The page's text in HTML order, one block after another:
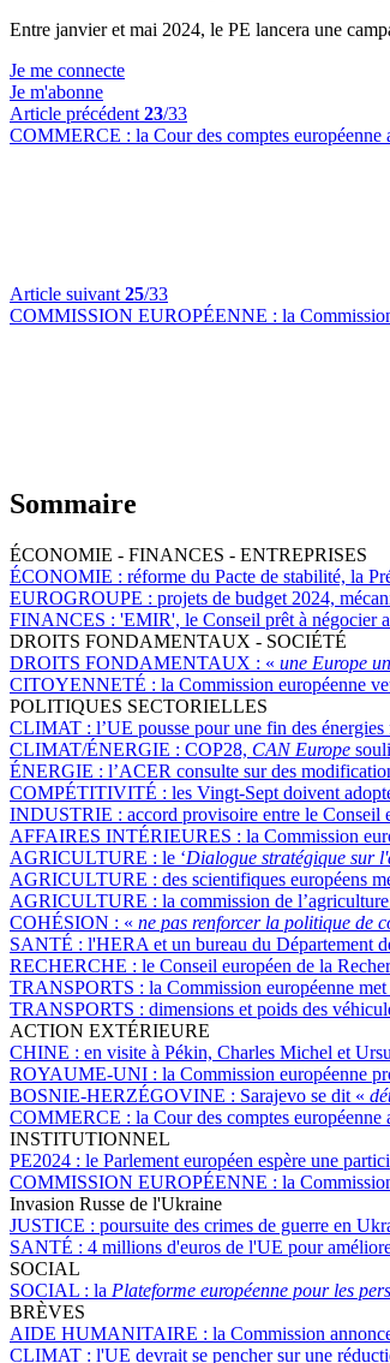
Entre janvier et mai 2024, le PE lancera une
Je me connecte
Je m'abonne
Article précédent 23/33
COMMERCE : la Cour des comptes européenne
Article suivant 25/33
COMMISSION EUROPÉENNE : la
Sommaire
ÉCONOMIE - FINANCES - ENTREPRISES
ÉCONOMIE : réforme du Pacte de stabilité, la
EUROGROUPE : projets de budget 2024,
FINANCES : 'EMIR', le Conseil prêt à négocier
DROITS FONDAMENTAUX - SOCIÉTÉ
DROITS FONDAMENTAUX : « une Europe
CITOYENNETÉ : la Commission européenne
POLITIQUES SECTORIELLES
CLIMAT : l’UE pousse pour une fin des
CLIMAT/ÉNERGIE : COP28, CAN Europe
ÉNERGIE : l’ACER consulte sur des
COMPÉTITIVITÉ : les Vingt-Sept doivent
INDUSTRIE : accord provisoire entre le Conseil
AFFAIRES INTÉRIEURES : la Commission
AGRICULTURE : le ‘Dialogue stratégique sur
AGRICULTURE : des scientifiques européens
AGRICULTURE : la commission de
COHÉSION : « ne pas renforcer la politique de
SANTÉ : l'HERA et un bureau du Département
RECHERCHE : le Conseil européen de la
TRANSPORTS : la Commission européenne
TRANSPORTS : dimensions et poids des
ACTION EXTÉRIEURE
CHINE : en visite à Pékin, Charles Michel et
ROYAUME-UNI : la Commission européenne
BOSNIE-HERZÉGOVINE : Sarajevo se dit «
COMMERCE : la Cour des comptes européenne
INSTITUTIONNEL
PE2024 : le Parlement européen espère une
COMMISSION EUROPÉENNE : la
Invasion Russe de l'Ukraine
JUSTICE : poursuite des crimes de guerre en
SANTÉ : 4 millions d'euros de l'UE pour
SOCIAL
SOCIAL : la Plateforme européenne pour les
BRÈVES
AIDE HUMANITAIRE : la Commission
CLIMAT : l'UE devrait se pencher sur une